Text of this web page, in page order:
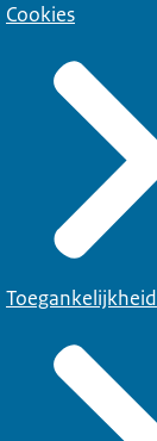
Cookies
Toegankelijkheid